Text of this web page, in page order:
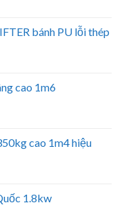
bánh PU lỗi thép
cao 1m6
cao 1m4 hiệu
1.8kw